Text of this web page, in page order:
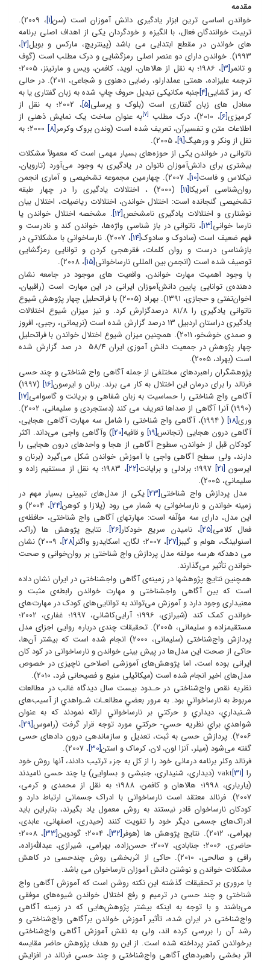
مقدمه
خواندن اساسی ترین ابزار یادگیری دانش آموزان است (سن[1]
، 2009).
تربیت خوانندگان فعال، با انگیزه و خودگردان یکی از اهداف اصلی برنامه
های خواندن در مقطع ابتدایی می باشد (پینتریچ، مارکس و بویل[2] ،
1993). خواندن دارای دو عنصر اصلی رمزگشایی و درک مطلب است (گوف
و تانمر[3]
، 1986؛ به نقل از هالاهان، لوید، کافمن، ویس و مارتینز، 2005؛
ترجمه علیزاده، همتی عملدارلو، رضایی دهنوی و شجاعی، 2011). در حالی
که رمز گشایی[4] جنبه مکانیکی تبدیل حروف چاپ شده به زبان گفتاری یا به
معادل های زبان گفتاری است (بلوک و پرسلی[5]
، 2002؛ به نقل از
کرمیزی[6] ، 2010)، درک مطلب [7] به عنوان ساخت یک نمایش ذهنی از
اطلاعات متن و تفسیرآن، تعریف شده است (وندن بروک وکرمر[8]
2000؛ به
نقل از ونکر و ورهیگ[9] ، 2005).
ناتوانی در خواندن یکی از حوزه‌های بسیار مهمی است که معمولاً مشکلات
بیشتری برای دانش‌آموزان ناتوان در یادگیری به وجود می‌آورد (تارویان،
نیکلاس و فاست[10]
، 2007). چهارمین مجموعه تشخیصی و آماری انجمن
روان‌شناسی آمریکا[11]
(2000) ، اختلالات یادگیری را در چهار طبقه
تشخیصی گنجانده است: اختلال خواندن، اختلالات ریاضیات، اختلال بیان
نوشتاری و اختلالات یادگیری نامشخص[12]
. مشخصه اختلال خواندن یا
نارسا خوانی[13]
، ناتوانی در باز شناسی واژه‌ها، خواندن کند و نادرست و
فهم ضعیف است (سادوک و سادوک[14]
، 2007). نارساخوانی با مشکلاتی در
بازشناسی درست و روان کلمات، فقرهجی کردن و توانایی رمزگشایی
توصیف شده است (انجمن بین ا‌لمللی نارساخوانی[15]
، 2008).
با وجود اهمیت مهارت خواندن، واقعیت های موجود در جامعه نشان
دهنده‌ی توانایی پایین دانش‌آموزان ایرانی در این مهارت است (راقبیان،
اخوان‌تفتی و حجازی، 1391). بهراد (2005) با فراتحلیل چهار پژوهش شیوع
ناتوانی یادگیری را 81/8 درصدگزارش کرد. و نیز میزان شیوع اختلالات
یادگیری دراستان اردبیل 13 درصد گزارش شده است (نریمانی، رجبی، افروز
و صمدی خوشخو،
2011). همچنین میزان شیوع اختلال خواندن با فراتحلیل
چهار پژوهش در جمعیت دانش آموزی ایران 58/4 در صد گزارش شده
است (بهراد، 2005).
پژوهشگران راهبردهای مختلفی از جمله آگاهی واج شناختی و چند حسی
فرنالد را برای درمان این اختلال به کار می برند. برنان و ایرسون[16]
(1997)
آگاهی واج شناختی را حساسیت به زبان شفاهی و بریانت و گاسوامی[17]
(1990) آنرا آگاهی از صداها تعریف می کند (دستجردی و سلیمانی، 2002).
وری[18]
( 1994)، آگاهی واج شناختی را شامل سه مهارت آگاهی هجایی،
آگاهی درون هجایی (تجانس[19] و قافیه[20]
) وآگاهی واجی می‌داند. اکثر
کودکان قبل از خواندن، سطوح آگاهی از هجا و واحدهای درون هجایی را
دارند، ولی سطح آگاهی واجی با آموزش خواندن شکل می‌گیرد (برنان و
ایرسون [21]
[22]
، 1983؛ به نقل از مستقیم زاده و
سلیمانی، 2005).
مدل پردازش واج شناختی[23]
یکی از مدل‌های تبیینی بسیار مهم در
زمینه خواندن و نارساخوانی به شمار می رود (پلازا و کوهن[24]
، 2004) و
این مدل، دارای سه مؤلّفه است: مهارتهای آگاهی واج شناختی، حافظه‌ی
فعال کلامی[25] ، نامیدن سریع خودکار[26]
. نتایج پژوهش ها (راک،
اسنولینگ، هولم و گیبز[27] ، 2007؛ لگان، اسکایدرو واگنر [28]
، 2009) نشان
می دهدکه هرسه مولفه مدل پردازش واج شناختی بر روان‌خوانی و صحت
خواندن تأثیر می‌گذارند.
همچنین نتایج پژوهش‏ها در زمینه‌ی آگاهی واج‏شناختی در ایران نشان داده
است که بین آگاهی واج‏شناختی و مهارت خواندن رابطه‌ی مثبت و
معنی‏داری وجود دارد و آموزش می‌تواند به توانایی‌های کودک در مهارت‌های
خواندن کمک کند (شیرازی، 1996؛ آرایی‌کاشانی، 1997؛ غفاری، 2002؛
مستقیم‏زاده و سلیمانی، 2005). تحقیقات چندی درباره روایی اجزای مدل
پردازش واج‌شناختی (سلیمانی، 2000) انجام شده است که بیشتر آن‌ها،
حاکی از صحت این مدل‌ها در پیش بینی خواندن و نارساخوانی در کود کان
ایرانی بوده است، اما پژوهش‌های آموزشی‌ اصلاحی ناچیزی در خصوص
مدل‌های اخیر انجام شده است (میکائیلی منیع و فصیحانی فرد، 2010).
ﻧﻈﺮﻳﻪ نقص واج‌شناختی ﺩﺭ ﺣـﺪﻭﺩ بیست سال دیدگاه غالب در مطالعات
مربوط ﺑﻪ ﻧﺎﺭساﺧﻮﺍﻧﻲ ﺑﻮﺩ. ﺑﻪ ﻣﺮﻭﺭ ﺑﻌﻀﻲ ﻣﻄﺎﻟﻌـﺎﺕ ﺷـﻮﺍﻫﺪﻱ ﺍﺯ آسیب‌های
ﺷـﻨﻴﺪﺍﺭﻱ، ﺩﻳﺪﺍﺭﻱ ﻭ ﺣﺮﮐﺘﻲ ﺑﺮ ﻧﺎﺭﺳﺎﺧﻮﺍﻧﻲ ﺍﺭﺍﺋﻪ ﻧﻤﻮﺩﻧﺪ ﮐﻪ ﺑﻪ ﻋﻨﻮﺍﻥ
ﺷﻮﺍﻫﺪﻱ ﺑﺮﺍﻱ ﻧﻈﺮﻳﻪ ﺣﺴﻲ- ﺣﺮﮐﺘﻲ ﻣﻮﺭﺩ ﺗﻮﺟﻪ ﻗﺮﺍﺭ ﮔﺮﻓﺖ (ﺭﺍﻣﻮﺱ[29]
،
۲۰۰۶). پردازش حسی به ثبت، تعدیل و سازماندهی درون دادهای حسی
گفته می‌شود (میلر، آنزا لون، لان، کرماک و استن[30]
، 2007).
فرنالد وکلر برنامه درمانی خود را از کل به جزء ترتیب دادند، آنها روش خود
را
vakt[31]
(دیداری، شنیداری، جنبشی و بساوایی) یا چند حسی نامیدند
(یاریاری، 1998؛ هالاهان و کافمن، 1988؛ به نقل از محمدی و کرمی،
2007). فرنالد معتقد است نارساخوانی با ادراک جسمانی ارتباط دارد و
کودکان نارساخوان قادر نیستند به روش معمول یاد بگیرند، بنابراین باید
ادراک‌های جسمی دیگر خود را تقویت کنند (حیدری، اصفهانی، عابدی،
بهرامی، 2012). نتایج پژوهش ها (هوفر
[32] ، 2004؛ گودوین [33]
، 2008؛
حاضری، 2006؛ جنابادی، 2007؛ حسن‌زاده، بهرامی، شیرازی، عبدالله‌زاده،
رافی و صالحی، 2010). حاکی از اثربخشی روش چندحسی در کاهش
مشکلات خواندن و نوشتن دانش آموزان نارساخوان می باشد.
با مروری بر تحقیقات گذشته این نکته روشن است که آموزش آگاهی واج
شناختی و چند حسی در ترمیم و رفع اختلال خواندن شیوه‌های موفقی
می‌باشند و با توجه به اینکه بیشتر پژوهش‌هایی که در زمینه آگاهی
واج‌شناختی در ایران شده، تأثیر آموزش خواندن برآگاهی واج‌شناختی و
رشد آن را بررسی کرده اند، ولی به نقش آموزش آگاهی واج‌شناختی
برخواندن کمتر پرداخته شده است. از این رو هدف پژوهش حاضر مقایسه
اثر بخشی راهبردهای آگاهی واج‌شناختی و چند حسی فرنالد در افزایش